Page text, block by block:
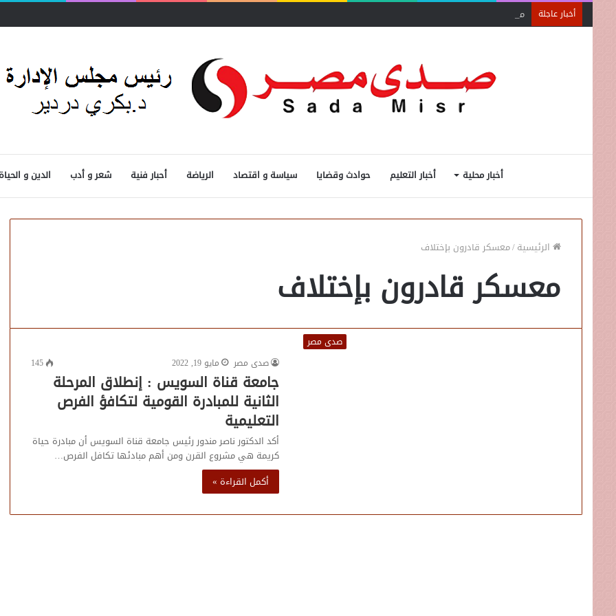
أخبار عاجلة محاضرة مفتي الجمهورية «مسك ختام» فعاليات الفوج الأول
أخبار محلية أخبار التعليم حوادث وقضايا سياسة و اقتصاد الرياضة أحبار فنية شعر و أدب الدين و الحياة
الرئيسية/معسكر قادرون بإختلاف
معسكر قادرون بإختلاف
صدى مصر
صدى مصر
مايو 19, 2022 145
جامعة قناة السويس : إنطلاق المرحلة
الثانية للمبادرة القومية لتكافؤ الفرص
التعليمية
أكد الدكتور ناصر مندور رئيس جامعة قناة السويس أن مبادرة حياة
كريمة هي مشروع القرن ومن أهم مبادئها تكافل الفرص…
أكمل القراءة »